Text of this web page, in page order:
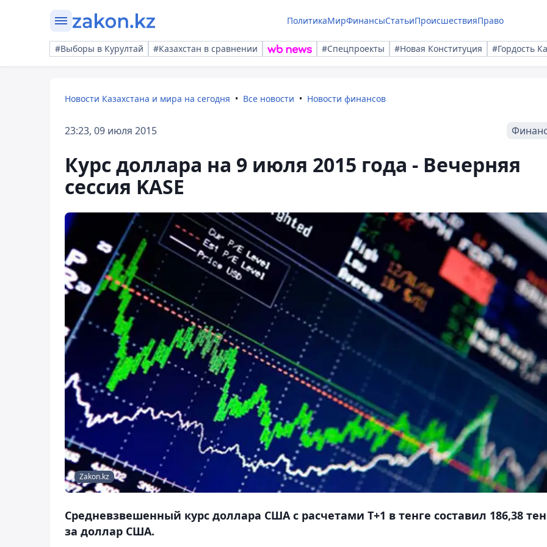
ПолитикаМирФинансыСтатьиПроисшествияПраво
#Выборы в Курултай #Казахстан в сравнении #Спецпроекты #Новая Конституция #Гордость
Новости Казахстана и мира на сегодня Все новости Новости финансов
23:23, 09 июля 2015
Курс доллара на 9 июля 2015 года - Вечерняя
сессия KASE
Zakon.kz
Средневзвешенный курс доллара США с расчетами T+1 в тенге составил 186,38
за доллар США.